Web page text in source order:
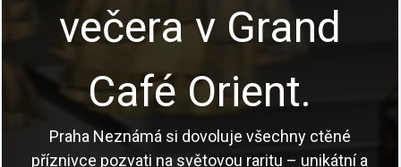
večera v Grand
Café Orient.
Praha Neznámá si dovoluje všechny ctěné
příznivce pozvati na světovou raritu – unikátní a